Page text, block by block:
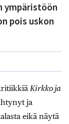
ympäristöön
pois uskon
Kirkko ja
ja
eikä näytä